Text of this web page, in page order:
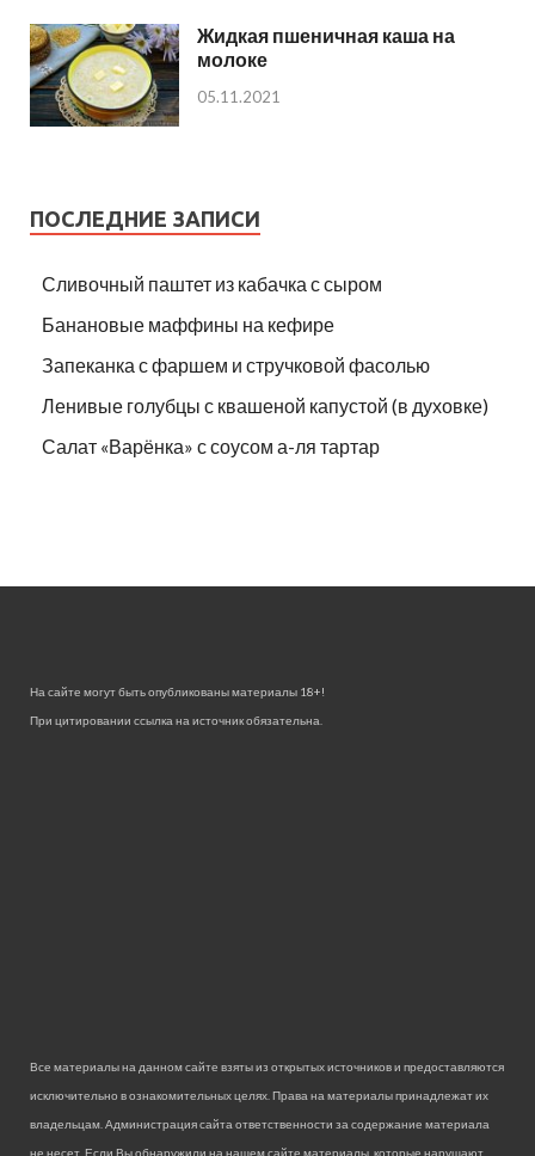
Жидкая пшеничная каша на
молоке
05.11.2021
ПОСЛЕДНИЕ ЗАПИСИ
Сливочный паштет из кабачка с сыром
Банановые маффины на кефире
Запеканка с фаршем и стручковой фасолью
Ленивые голубцы с квашеной капустой (в духовке)
Салат «Варёнка» с соусом а-ля тартар
На сайте могут быть опубликованы материалы 18+!
При цитировании ссылка на источник обязательна.
Все материалы на данном сайте взяты из открытых источников и предоставляются
исключительно в ознакомительных целях. Права на материалы принадлежат их
владельцам. Администрация сайта ответственности за содержание материала
не несет. Если Вы обнаружили на нашем сайте материалы, которые нарушают